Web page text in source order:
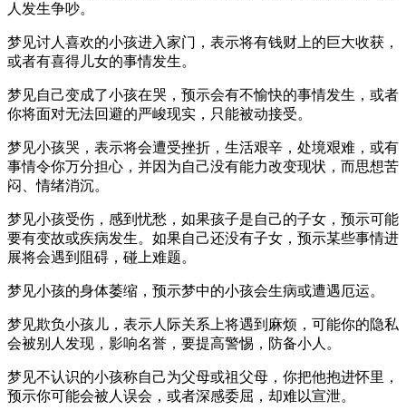
人发生争吵。
梦见讨人喜欢的小孩进入家门，表示将有钱财上的巨大收获，
或者有喜得儿女的事情发生。
梦见自己变成了小孩在哭，预示会有不愉快的事情发生，或者
你将面对无法回避的严峻现实，只能被动接受。
梦见小孩哭，表示将会遭受挫折，生活艰辛，处境艰难，或有
事情令你万分担心，并因为自己没有能力改变现状，而思想苦
闷、情绪消沉。
梦见小孩受伤，感到忧愁，如果孩子是自己的子女，预示可能
要有变故或疾病发生。如果自己还没有子女，预示某些事情进
展将会遇到阻碍，碰上难题。
梦见小孩的身体萎缩，预示梦中的小孩会生病或遭遇厄运。
梦见欺负小孩儿，表示人际关系上将遇到麻烦，可能你的隐私
会被别人发现，影响名誉，要提高警惕，防备小人。
梦见不认识的小孩称自己为父母或祖父母，你把他抱进怀里，
预示你可能会被人误会，或者深感委屈，却难以宣泄。